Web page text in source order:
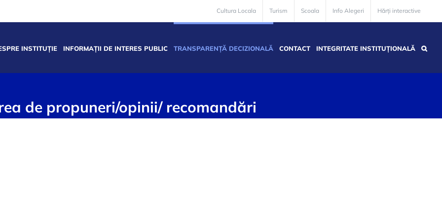
Cultura Locala Turism Scoala Info Alegeri Hărți interactive
INSTITUȚIE INFORMAȚII DE INTERES PUBLIC TRANSPARENȚĂ DECIZIONALĂ CONTACT INTEGRITATE INSTITUȚIONALĂ
de propuneri/opinii/ recomandări